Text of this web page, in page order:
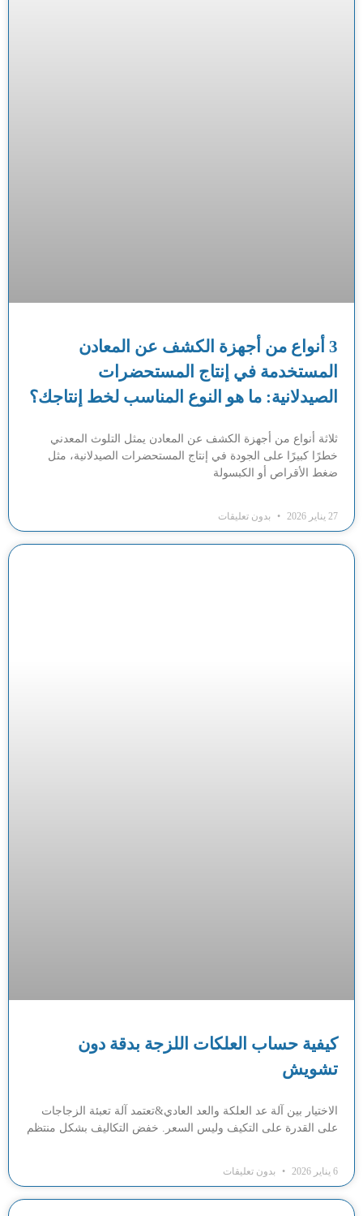
3 أنواع من أجهزة الكشف عن المعادن
المستخدمة في إنتاج المستحضرات
الصيدلانية: ما هو النوع المناسب لخط إنتاجك؟
ثلاثة أنواع من أجهزة الكشف عن المعادن يمثل التلوث المعدني
خطرًا كبيرًا على الجودة في إنتاج المستحضرات الصيدلانية، مثل
ضغط الأقراص أو الكبسولة
27 يناير 2026 بدون تعليقات
كيفية حساب العلكات اللزجة بدقة دون
تشويش
الاختيار بين آلة عد العلكة والعد العادي&تعتمد آلة تعبئة الزجاجات
على القدرة على التكيف وليس السعر. خفض التكاليف بشكل منتظم
6 يناير 2026 بدون تعليقات